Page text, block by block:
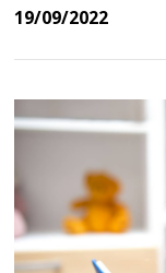
19/09/2022